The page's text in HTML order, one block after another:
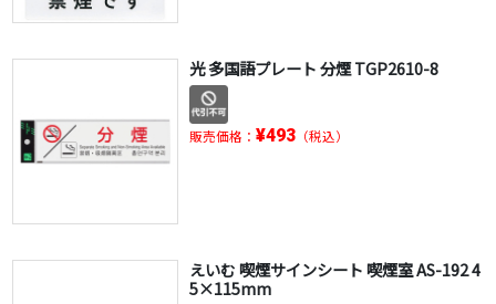
光 多国語プレート 分煙 TGP2610-8
販売価格： ¥493（税込）
えいむ 喫煙サインシート 喫煙室 AS-192 4
5×115mm